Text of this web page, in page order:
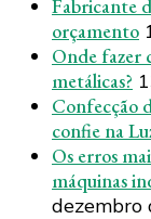
Fabricante
orçamento
Onde fazer
metálicas?
Confecção
confie na
Os erros
máquinas
dezembro